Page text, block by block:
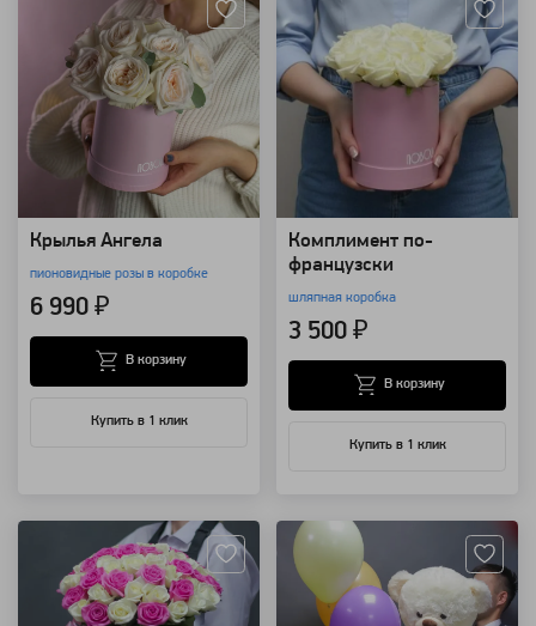
Крылья Ангела
пионовидные розы в коробке
6 990 ₽
Купить в 1 клик
В корзину
Комплимент по-
французски
шляпная коробка
3 500 ₽
Купить в 1 клик
В корзину